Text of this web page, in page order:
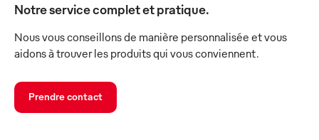
Notre service complet et pratique.
Nous vous conseillons de manière personnalisée et vous
aidons à trouver les produits qui vous conviennent.
Prendre contact